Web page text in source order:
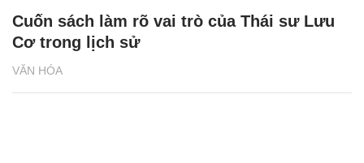
VĂN HÓA
Cuốn sách làm rõ vai trò của Thái sư Lưu
Cơ trong lịch sử